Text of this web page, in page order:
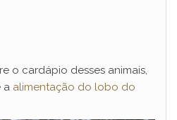
o cardápio desses animais,
a alimentação do lobo do